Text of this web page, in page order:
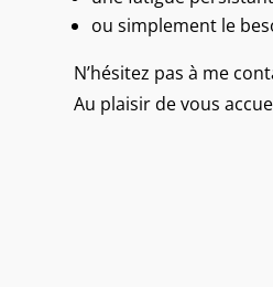
ou simplement le
N’hésitez pas à me
Au plaisir de vous